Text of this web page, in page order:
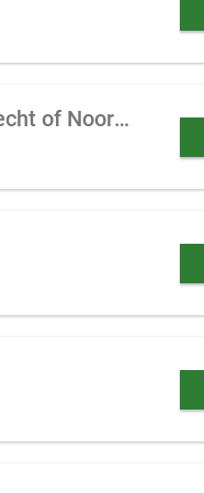
Terrein met (deels verhuurde) recreatiewoningen te koop gevraagd in Utrecht of Noord Holland